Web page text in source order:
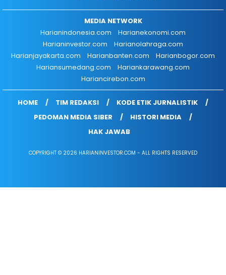
MEDIA NETWORK
Harianindonesia.com
Harianekonomi.com
Harianinvestor.com
Harianolahraga.com
Harianjayakarta.com
Harianbanten.com
Harianbogor.com
Hariansumedang.com
Hariankarawang.com
Hariancirebon.com
HOME TIM REDAKSI
KODE ETIK JURNALISTIK
PEDOMAN MEDIA SIBER
HISTORI MEDIA
HAK JAWAB
COPYRIGHT © 2026 HARIANINVESTOR.COM - ALL RIGHTS RESERVED